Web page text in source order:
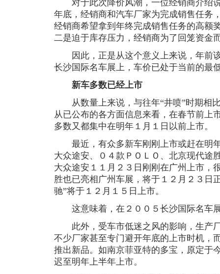
对于此次降价风潮，一位经销商介绍
年底，经销商和汽车厂家为完成销售任务
经销商希望拿到年终完成销售任务的高额
二是迫于库存压力，经销商为了回笼资金
因此，正是从这个意义上来说，年前
长沙国际名车展上，车价已处于当前的最
新车多数已经上市
从数量上来说，与往年“井喷”时期相
从已公布的各方面信息来看，在春节前上
多数又都集中在明年１月１日以前上市。
最近，有众多新车刚刚上市或赶在明
大众途安、０４款ＰＯＬＯ、北京现代途
大众途安１１月２３日刚刚在广州上市，
胜也已亮相广州车展，将于１２月２３日
驰”将于１２月１５日上市。
这意味着，在２００５长沙国际名车
此外，受车市低迷之风的影响，生产
不少厂家甚至专门避开年底的上市时机，
推出新品。如南京菲亚特的多宝，原定于
迟至明年上半年上市。